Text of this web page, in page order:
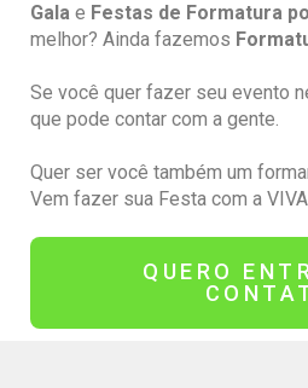
Gala e Festas de Formatura
melhor? Ainda fazemos
Se você quer fazer seu evento
que pode contar com a gente.
Quer ser você também um
Vem fazer sua Festa com a
QUERO